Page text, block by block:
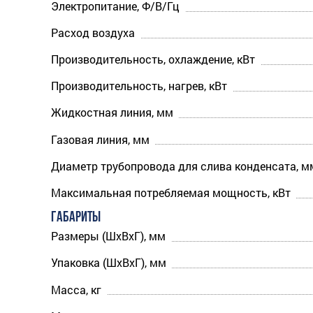
Электропитание, Ф/В/Гц
Расход воздуха
Производительность, охлаждение, кВт
Производительность, нагрев, кВт
Жидкостная линия, мм
Газовая линия, мм
Диаметр трубопровода для слива конденсата,
Максимальная потребляемая мощность, кВт
ГАБАРИТЫ
Размеры (ШхВхГ), мм
Упаковка (ШхВхГ), мм
Масса, кг